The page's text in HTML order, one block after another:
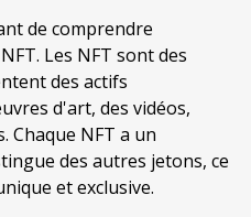
de comprendre
Les NFT sont des
des actifs
d'art, des vidéos,
Chaque NFT a un
des autres jetons, ce
et exclusive.